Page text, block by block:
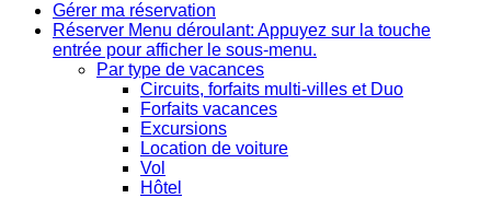
Gérer ma réservation
Réserver Menu déroulant: Appuyez sur la touche
entrée pour afficher le sous-menu.
Par type de vacances
Circuits, forfaits multi-villes et Duo
Forfaits vacances
Excursions
Location de voiture
Vol
Hôtel